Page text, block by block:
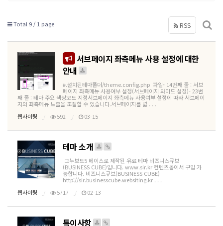
Total 9 / 1 page RSS
서브페이지 좌측메뉴 사용 설정에 대한
안내
#.설치된테마폴더/theme.config.php 파일- 14번째 줄 : 서브
페이지 좌측메뉴 사용여부 설정(서브페이지 와이드 설정)- 23번
째 줄 : 테마 주요 색상코드 지정서브페이지 좌측메뉴 사용여부 설정에 따라 서브페이
지의 좌측메뉴 노출을 조절할 수 있습니다.서브페이지를 넓 . . .
웹사이팅
592 03-15
테마 소개
그누보드5 베이스로 제작된 유료 테마 비즈니스큐브
(BUSINESS CUBE)입니다. www.sir.kr 컨텐츠몰에서 구입 가
능합니다. 비즈니스큐브(BUSINESS CUBE)
http://sir.businesscube.websiting.kr . . .
웹사이팅
5717 02-13
특이사항